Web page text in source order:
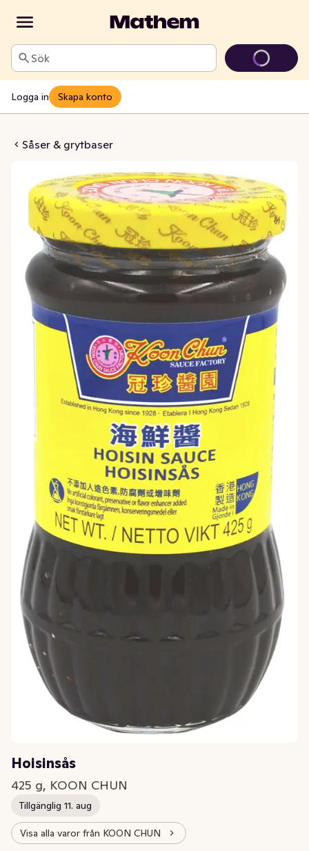
Sök
Logga in Skapa konto
Såser & grytbaser
Hoisinsås
425 g, KOON CHUN
Tillgänglig 11. aug
Visa alla varor från KOON CHUN